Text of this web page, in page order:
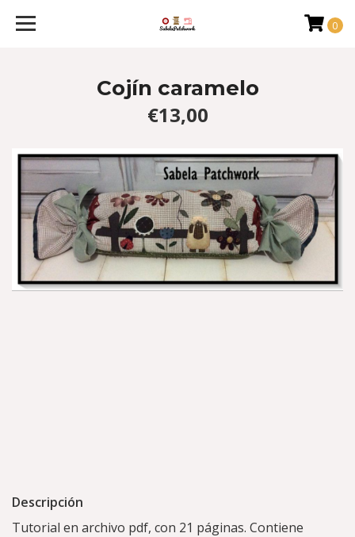
0
Cojín caramelo
€13,00
Descripción
Tutorial en archivo pdf, con 21 páginas. Contiene